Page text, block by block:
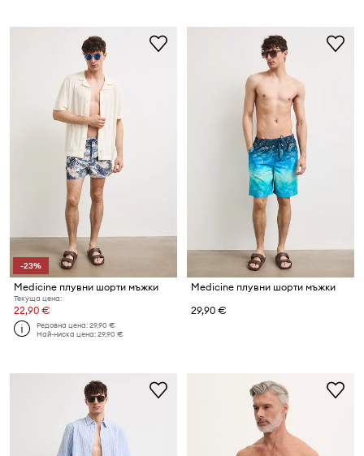
-23%
Medicine плувни шорти мъжки
Текуща цена:
22,90 €
Редовна цена:29,90 €
Най-ниска цена:29,90 €
Medicine плувни шорти мъжки
29,90 €